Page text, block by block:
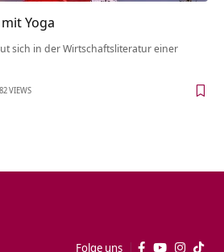
Yoga
sich in der Wirtschaftsliteratur einer
VIEWS
Folge uns